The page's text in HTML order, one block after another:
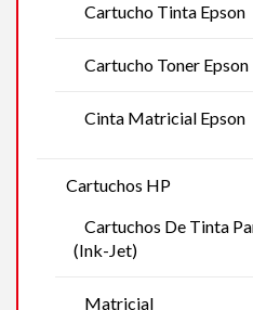
Cartucho Tinta Epson
Cartucho Toner Epson
Cinta Matricial Epson
Cartuchos HP
Cartuchos De Tinta
(Ink-Jet)
Matricial